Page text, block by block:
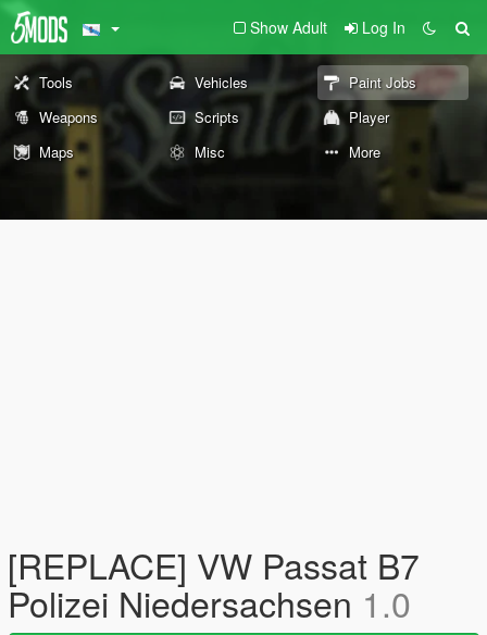
Show Adult Log In
Tools Vehicles
Paint Jobs
Weapons
Scripts
Player
Maps
Misc More
[REPLACE] VW Passat B7
Polizei Niedersachsen 1.0